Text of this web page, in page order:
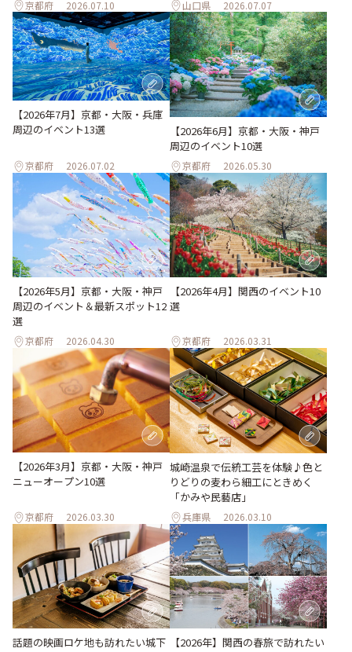
京都府 2026.07.10 山口県 2026.07.07
【2026年7月】京都・大阪・兵庫
周辺のイベント13選
京都府 2026.07.02
【2026年6月】京都・大阪・神戸
周辺のイベント10選
京都府 2026.05.30
【2026年5月】京都・大阪・神戸
周辺のイベント＆最新スポット12
選
京都府 2026.04.30
【2026年4月】関西のイベント10
選
京都府 2026.03.31
【2026年3月】京都・大阪・神戸
ニューオープン10選
京都府 2026.03.30
城崎温泉で伝統工芸を体験♪色と
りどりの麦わら細工にときめく
「かみや民藝店」
兵庫県 2026.03.10
話題の映画ロケ地も訪れたい城下
【2026年】関西の春旅で訪れたい